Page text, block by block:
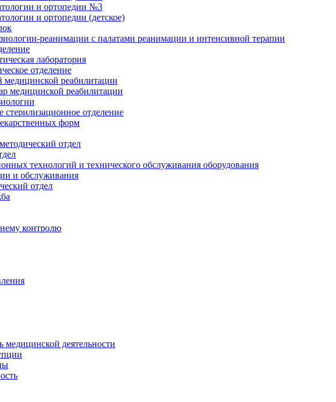
и ортопедии №3
и ортопедии (детское)
реанимации с палатами реанимации и интенсивной терапии
лаборатория
отделение
медицинской реабилитации
медицинской реабилитации
стерилизационное отделение
форм
отдел
технологий и технического обслуживания оборудования
и обслуживания
отдел
контролю
медицинской деятельности